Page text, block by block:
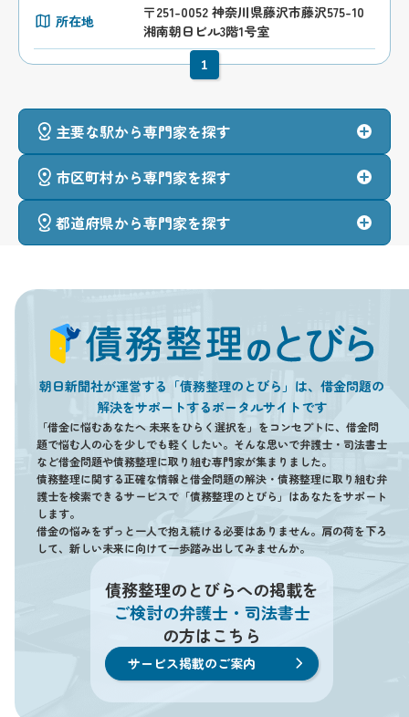
所在地
〒251-0052 神奈川県藤沢市藤沢575-10
湘南朝日ビル3階1号室
1
主要な駅から専門家を探す
市区町村から専門家を探す
都道府県から専門家を探す
朝日新聞社が運営する「債務整理のとびら」は、借金問題の
解決をサポートするポータルサイトです
「借金に悩むあなたへ 未来をひらく選択を」をコンセプトに、借金問
題で悩む人の心を少しでも軽くしたい。そんな思いで弁護士・司法書士
など借金問題や債務整理に取り組む専門家が集まりました。
債務整理に関する正確な情報と借金問題の解決・債務整理に取り組む弁
護士を検索できるサービスで「債務整理のとびら」はあなたをサポート
します。
借金の悩みをずっと一人で抱え続ける必要はありません。肩の荷を下ろ
して、新しい未来に向けて一歩踏み出してみませんか。
債務整理のとびらへの掲載を
ご検討の弁護士・司法書士
の方はこちら
サービス掲載のご案内